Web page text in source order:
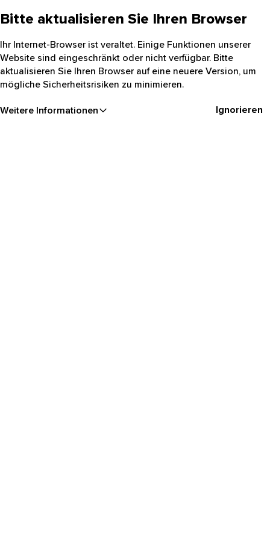
Bitte aktualisieren Sie Ihren Browser
Ihr Internet-Browser ist veraltet. Einige Funktionen unserer
Website sind eingeschränkt oder nicht verfügbar. Bitte
aktualisieren Sie Ihren Browser auf eine neuere Version, um
mögliche Sicherheitsrisiken zu minimieren.
Weitere Informationen Ignorieren